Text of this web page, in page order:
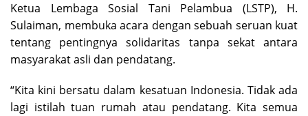
Ketua Lembaga Sosial Tani Pelambua (LSTP), H.
Sulaiman, membuka acara dengan sebuah seruan kuat
tentang pentingnya solidaritas tanpa sekat antara
masyarakat asli dan pendatang.
“Kita kini bersatu dalam kesatuan Indonesia. Tidak ada
lagi istilah tuan rumah atau pendatang. Kita semua